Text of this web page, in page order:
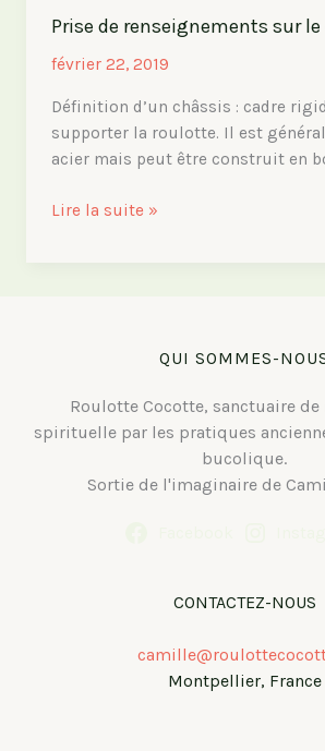
Prise de renseignements sur
février 22, 2019
Définition d’un châssis : cadre
supporter la roulotte. Il est
acier mais peut être construit en
Prise
Lire la suite »
QUI SOMMES-
Roulotte Cocotte, sanctuaire de
spirituelle par les pratiques
bucolique.
Sortie de l'imaginaire de
CONTACTEZ-NOUS
Montpellier, France